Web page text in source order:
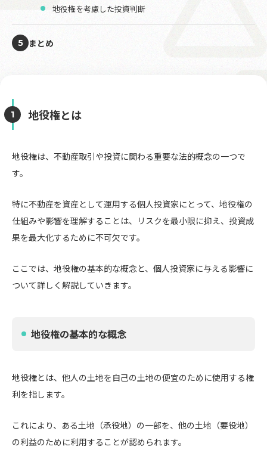
地役権を考慮した投資判断
5 まとめ
地役権とは
地役権は、不動産取引や投資に関わる重要な法的概念の一つで
す。
特に不動産を資産として運用する個人投資家にとって、地役権の
仕組みや影響を理解することは、リスクを最小限に抑え、投資成
果を最大化するために不可欠です。
ここでは、地役権の基本的な概念と、個人投資家に与える影響に
ついて詳しく解説していきます。
地役権の基本的な概念
地役権とは、他人の土地を自己の土地の便宜のために使用する権
利を指します。
これにより、ある土地（承役地）の一部を、他の土地（要役地）
の利益のために利用することが認められます。